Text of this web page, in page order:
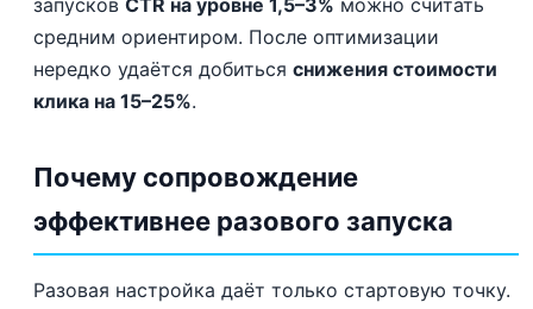
запусков CTR на уровне 1,5–3% можно считать
средним ориентиром. После оптимизации
нередко удаётся добиться снижения стоимости
клика на 15–25%.
Почему сопровождение
эффективнее разового запуска
Разовая настройка даёт только стартовую точку.